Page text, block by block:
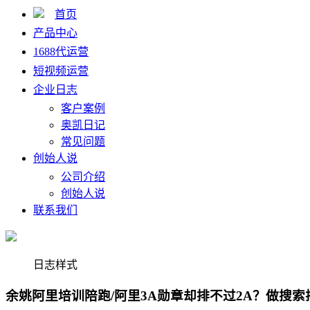
首页
产品中心
1688代运营
短视频运营
企业日志
客户案例
奥凯日记
常见问题
创始人说
公司介绍
创始人说
联系我们
日志样式
余姚阿里培训陪跑/阿里3A勋章却排不过2A？做搜索